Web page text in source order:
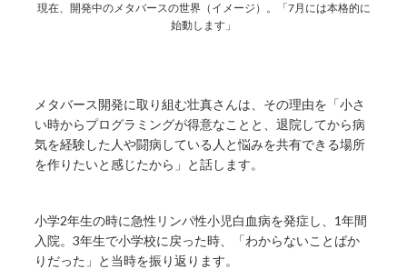
現在、開発中のメタバースの世界（イメージ）。「7月には本格的に
始動します」
メタバース開発に取り組む壮真さんは、その理由を「小さ
い時からプログラミングが得意なことと、退院してから病
気を経験した人や闘病している人と悩みを共有できる場所
を作りたいと感じたから」と話します。
小学2年生の時に急性リンパ性小児白血病を発症し、1年間
入院。3年生で小学校に戻った時、「わからないことばか
りだった」と当時を振り返ります。